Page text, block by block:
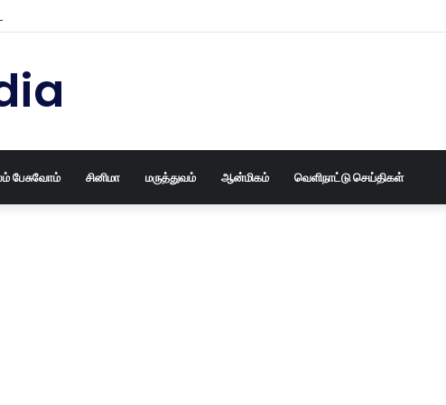
பழைய தோசக்கல்லையும் புதுசா மாத்திடலாம் 10 நிமிடத்தில் பழைய தோசக்கல்லை பள
பேசுவோம் சினிமா மருத்துவம் ஆன்மிகம் வெளிநாட்டு செய்திகள்